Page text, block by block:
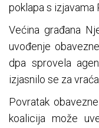
poklapa s izjavama
Većina građana
uvođenje
dpa sprovela
izjasnilo se za
Povratak
koalicija može